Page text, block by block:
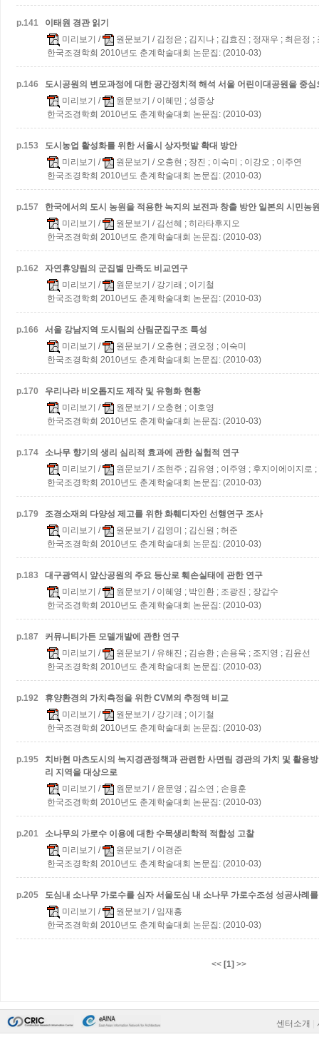
p.141
이태원 경관 읽기
미리보기 / 원문보기 / 김정은 ; 김지나 ; 김효진 ; 정재우 ; 최은정 ;
한국조경학회 2010년도 춘계학술대회 논문집: (2010-03)
p.146 도시공원의 변모과정에 대한 공간정치적 해석 서울 어린이대공원을 중심
미리보기 / 원문보기 / 이혜민 ; 성종상
한국조경학회 2010년도 춘계학술대회 논문집: (2010-03)
p.153
도시농업 활성화를 위한 서울시 상자텃밭 확대 방안
미리보기 / 원문보기 / 오충현 ; 장진 ; 이숙미 ; 이강오 ; 이주연
한국조경학회 2010년도 춘계학술대회 논문집: (2010-03)
p.157 한국에서의 도시 농원을 적용한 녹지의 보전과 창출 방안 일본의 시민농
미리보기 / 원문보기 / 김선혜 ; 히라타후지오
한국조경학회 2010년도 춘계학술대회 논문집: (2010-03)
p.162
자연휴양림의 군집별 만족도 비교연구
미리보기 / 원문보기 / 강기래 ; 이기철
한국조경학회 2010년도 춘계학술대회 논문집: (2010-03)
p.166
서울 강남지역 도시림의 산림군집구조 특성
미리보기 / 원문보기 / 오충현 ; 권오정 ; 이숙미
한국조경학회 2010년도 춘계학술대회 논문집: (2010-03)
p.170
우리나라 비오톱지도 제작 및 유형화 현황
미리보기 / 원문보기 / 오충현 ; 이호영
한국조경학회 2010년도 춘계학술대회 논문집: (2010-03)
p.174
소나무 향기의 생리 심리적 효과에 관한 실험적 연구
미리보기 / 원문보기 / 조현주 ; 김유영 ; 이주영 ; 후지이에이지로
한국조경학회 2010년도 춘계학술대회 논문집: (2010-03)
p.179
조경소재의 다양성 제고를 위한 화훼디자인 선행연구 조사
미리보기 / 원문보기 / 김영미 ; 김신원 ; 허준
한국조경학회 2010년도 춘계학술대회 논문집: (2010-03)
p.183
대구광역시 앞산공원의 주요 등산로 훼손실태에 관한 연구
미리보기 / 원문보기 / 이혜영 ; 박인환 ; 조광진 ; 장갑수
한국조경학회 2010년도 춘계학술대회 논문집: (2010-03)
p.187
커뮤니티가든 모델개발에 관한 연구
미리보기 / 원문보기 / 유해진 ; 김승환 ; 손용욱 ; 조지영 ; 김윤선
한국조경학회 2010년도 춘계학술대회 논문집: (2010-03)
p.192
휴양환경의 가치측정을 위한 CVM의 추정액 비교
미리보기 / 원문보기 / 강기래 ; 이기철
한국조경학회 2010년도 춘계학술대회 논문집: (2010-03)
p.195
치바현 마츠도시의 녹지경관정책과 관련한 사면림 경관의 가치 및 활용
리 지역을 대상으로
미리보기 / 원문보기 / 윤문영 ; 김소연 ; 손용훈
한국조경학회 2010년도 춘계학술대회 논문집: (2010-03)
p.201
소나무의 가로수 이용에 대한 수목생리학적 적합성 고찰
미리보기 / 원문보기 / 이경준
한국조경학회 2010년도 춘계학술대회 논문집: (2010-03)
p.205 도심내 소나무 가로수를 심자서울도심 내 소나무 가로수조성 성공사례
미리보기 / 원문보기 / 임재홍
한국조경학회 2010년도 춘계학술대회 논문집: (2010-03)
<< [1] >>
센터소개